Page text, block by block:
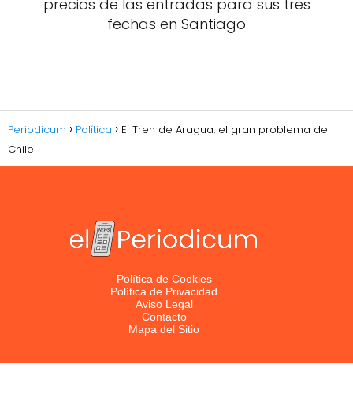
precios de las entradas para sus tres
fechas en Santiago
Periodicum Política
El Tren de Aragua, el gran problema de
Chile
Política de Cookies
Política de Privacidad
Aviso Legal
Contacto
Mapa del Sitio